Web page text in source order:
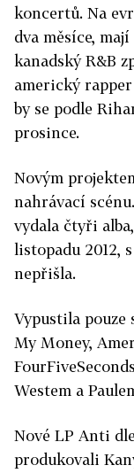
koncertů. Na
dva měsíce,
kanadský R&B
americký
by se podle
prosince.
Novým
nahrávací
vydala čtyři
listopadu 2012,
nepřišla.
Vypustila pouze
My Money,
Westem a
Nové LP Anti
produkovali